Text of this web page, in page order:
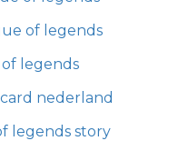
of legends
legends
nederland
legends story